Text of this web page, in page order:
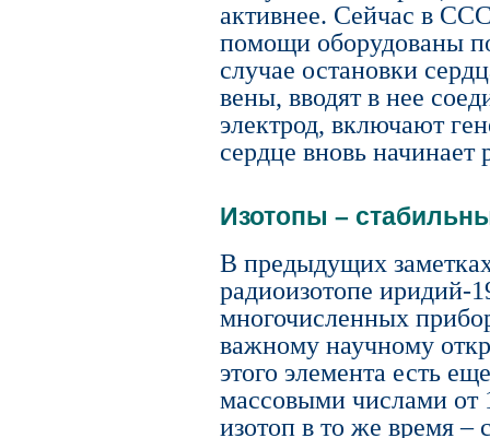
активнее. Сейчас в
помощи оборудованы
случае остановки
вены, вводят в нее
электрод, включают
сердце вновь начинает
Изотопы –
В предыдущих
радиоизотопе иридий-
многочисленных
важному научному
этого элемента есть
массовыми числами
изотоп в то же время